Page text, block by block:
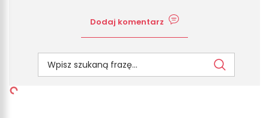
Dodaj komentarz